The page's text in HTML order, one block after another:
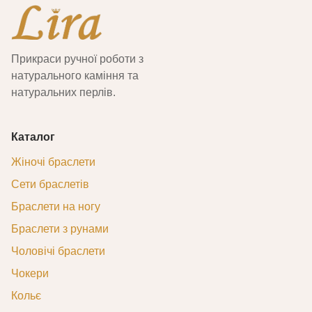
Прикраси ручної роботи з
натурального каміння та
натуральних перлів.
Каталог
Жіночі браслети
Сети браслетів
Браслети на ногу
Браслети з рунами
Чоловічі браслети
Чокери
Кольє